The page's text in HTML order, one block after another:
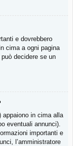
e dovrebbero
cima a ogni pagina
decidere se un
in cima alla
eventuali annunci).
importanti e
l’amministratore